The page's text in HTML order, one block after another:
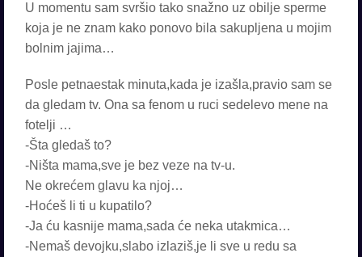
U momentu sam svršio tako snažno uz obilje sperme
koja je ne znam kako ponovo bila sakupljena u mojim
bolnim jajima…
Posle petnaestak minuta,kada je izašla,pravio sam se
da gledam tv. Ona sa fenom u ruci sedelevo mene na
fotelji …
-Šta gledaš to?
-Ništa mama,sve je bez veze na tv-u.
Ne okrećem glavu ka njoj…
-Hoćeš li ti u kupatilo?
-Ja ću kasnije mama,sada će neka utakmica…
-Nemaš devojku,slabo izlaziš,je li sve u redu sa